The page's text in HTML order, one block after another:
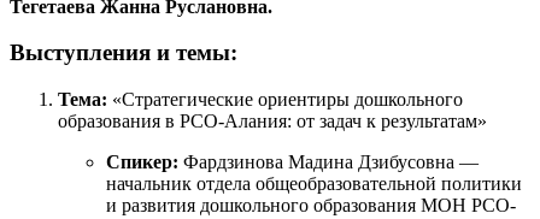
Тегетаева Жанна Руслановна.
Выступления и темы:
Тема: «Стратегические ориентиры дошкольного
образования в РСО-Алания: от задач к результатам»
Спикер: Фардзинова Мадина Дзибусовна —
начальник отдела общеобразовательной политики
и развития дошкольного образования МОН РСО-